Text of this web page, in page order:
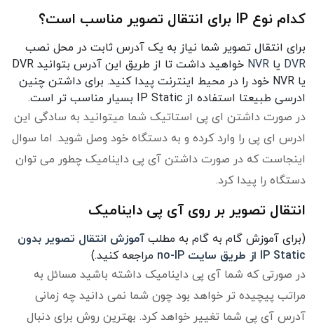
کدام نوع IP برای انتقال تصویر مناسب است؟
برای انتقال تصویر شما نیاز به یک آدرس ثابت در محل نصب
DVR یا NVR
خواهید داشت تا از طریق این آدرس بتوانید DVR
یا NVR خود را در محیط اینترنت پیدا کنید. برای داشتن چنین
ادرسی طبیعتا استفاده از IP Static بسیار مناسب تر است.
در صورت داشتن ای پی استاتیک شما میتوانید به سادگی این
ادرس ای پی را وارد کرده و به دستگاه خود وصل شوید. اما سوال
اینجاست که در صورت داشتن آی پی داینامیک چطور می توان
دستگاه را پیدا کرد.
انتقال تصویر بر روی آی پی داینامیک
(برای آموزش گام به گام به مطلب آموزش انتقال تصویر بدون
IP Static از طریق سایت no-IP
مراجعه کنید.)
در صورتی که شما آی پی داینامیک داشته باشید مسائل به
مراتب پیچیده تر خواهد بود چون شما نمی دانید چه زمانی
آدرس آی پی شما تغییر خواهد کرد. بهترین روش برای دنبال